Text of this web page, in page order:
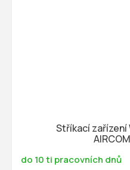
Stříkací zařízení
do 10 ti pracovních dnů